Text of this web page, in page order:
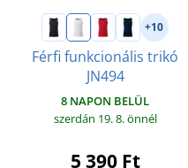
+10
Férfi funkcionális trikó
JN494
8 NAPON BELÜL
szerdán 19. 8.önnél
5 390 Ft